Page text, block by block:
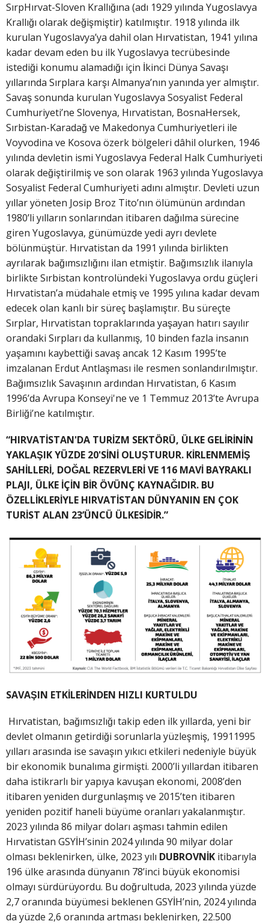
SırpHırvat-Sloven Krallığına (adı 1929 yılında Yugoslavya
Krallığı olarak değişmiştir) katılmıştır. 1918 yılında ilk
kurulan Yugoslavya’ya dahil olan Hırvatistan, 1941 yılına
kadar devam eden bu ilk Yugoslavya tecrübesinde
istediği konumu alamadığı için İkinci Dünya Savaşı
yıllarında Sırplara karşı Almanya’nın yanında yer almıştır.
Savaş sonunda kurulan Yugoslavya Sosyalist Federal
Cumhuriyeti’ne Slovenya, Hırvatistan, BosnaHersek,
Sırbistan-Karadağ ve Makedonya Cumhuriyetleri ile
Voyvodina ve Kosova özerk bölgeleri dâhil olurken, 1946
yılında devletin ismi Yugoslavya Federal Halk Cumhuriyeti
olarak değiştirilmiş ve son olarak 1963 yılında Yugoslavya
Sosyalist Federal Cumhuriyeti adını almıştır. Devleti uzun
yıllar yöneten Josip Broz Tito’nın ölümünün ardından
1980’li yılların sonlarından itibaren dağılma sürecine
giren Yugoslavya, günümüzde yedi ayrı devlete
bölünmüştür. Hırvatistan da 1991 yılında birlikten
ayrılarak bağımsızlığını ilan etmiştir. Bağımsızlık ilanıyla
birlikte Sırbistan kontrolündeki Yugoslavya ordu güçleri
Hırvatistan’a müdahale etmiş ve 1995 yılına kadar devam
edecek olan kanlı bir süreç başlamıştır. Bu süreçte
Sırplar, Hırvatistan topraklarında yaşayan hatırı sayılır
orandaki Sırpları da kullanmış, 10 binden fazla insanın
yaşamını kaybettiği savaş ancak 12 Kasım 1995’te
imzalanan Erdut Antlaşması ile resmen sonlandırılmıştır.
Bağımsızlık Savaşının ardından Hırvatistan, 6 Kasım
1996’da Avrupa Konseyi'ne ve 1 Temmuz 2013’te Avrupa
Birliği’ne katılmıştır.
“HIRVATİSTAN'DA TURİZM SEKTÖRÜ, ÜLKE GELİRİNİN
YAKLAŞIK YÜZDE 20'SİNİ OLUŞTURUR. KİRLENMEMİŞ
SAHİLLERİ, DOĞAL REZERVLERİ VE 116 MAVİ BAYRAKLI
PLAJI, ÜLKE İÇİN BİR ÖVÜNÇ KAYNAĞIDIR. BU
ÖZELLİKLERİYLE HIRVATİSTAN DÜNYANIN EN ÇOK
TURİST ALAN 23’ÜNCÜ ÜLKESİDİR.”
SAVAŞIN ETKİLERİNDEN HIZLI KURTULDU
Hırvatistan, bağımsızlığı takip eden ilk yıllarda, yeni bir
devlet olmanın getirdiği sorunlarla yüzleşmiş, 19911995
yılları arasında ise savaşın yıkıcı etkileri nedeniyle büyük
bir ekonomik bunalıma girmişti. 2000’li yıllardan itibaren
daha istikrarlı bir yapıya kavuşan ekonomi, 2008’den
itibaren yeniden durgunlaşmış ve 2015’ten itibaren
yeniden pozitif haneli büyüme oranları yakalanmıştır.
2023 yılında 86 milyar doları aşması tahmin edilen
Hırvatistan GSYİH’sinin 2024 yılında 90 milyar dolar
olması beklenirken, ülke, 2023 yılı DUBROVNİK itibarıyla
196 ülke arasında dünyanın 78’inci büyük ekonomisi
olmayı sürdürüyordu. Bu doğrultuda, 2023 yılında yüzde
2,7 oranında büyümesi beklenen GSYİH’nin, 2024 yılında
da yüzde 2,6 oranında artması beklenirken, 22.500